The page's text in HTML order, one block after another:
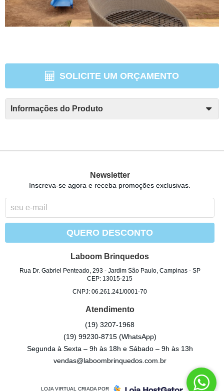
SOLICITE UM ORÇAMENTO
Informações do Produto
Newsletter
Inscreva-se agora e receba promoções exclusivas.
QUERO DESCONTO
Laboom Brinquedos
Rua Dr. Gabriel Penteado, 293- Jardim São Paulo, Campinas- SP
CEP: 13015-215
CNPJ: 06.261.241/0001-70
Atendimento
(19) 3207-1968
(19) 99230-8715 (WhatsApp)
Segunda à Sexta – 9h às 18h e Sábado – 9h às 13h
vendas@laboombrinquedos.com.br
LOJA VIRTUAL CRIADA POR